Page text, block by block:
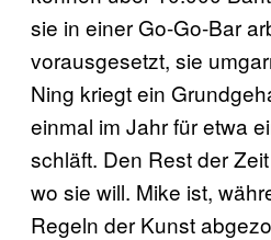
sie in einer Go-Go-Bar
vorausgesetzt, sie
Ning kriegt ein
einmal im Jahr für etwa
schläft. Den Rest der
wo sie will. Mike ist,
Regeln der Kunst